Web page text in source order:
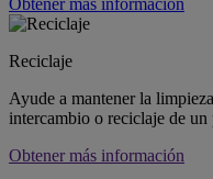
Obtener más información
Reciclaje
Ayude a mantener la
intercambio o reciclaje de
Obtener más información